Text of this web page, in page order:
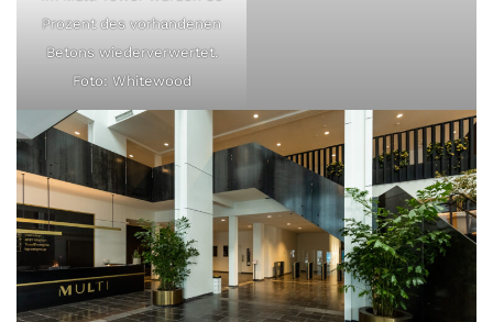
Prozent des vorhandenen
Betons wiederverwertet.
Foto: Whitewood